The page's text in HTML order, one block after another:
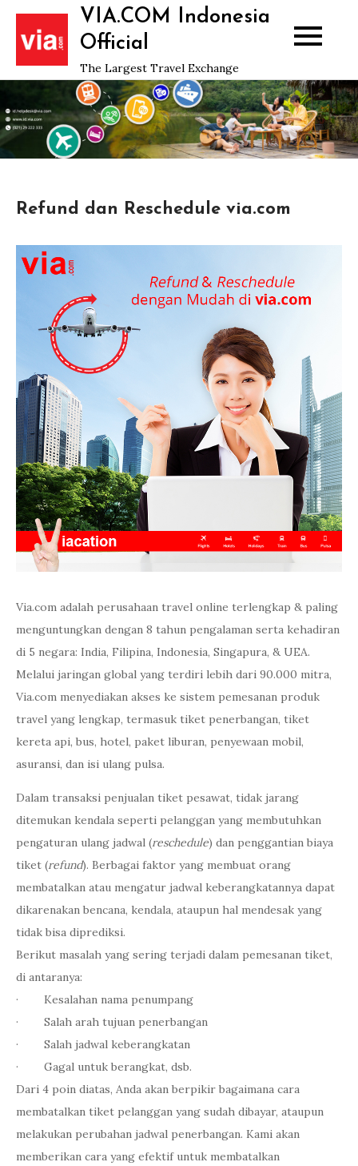
Skip
content
VIA.COM Indonesia
Official
The Largest Travel Exchange
Refund dan Reschedule via.com
Via.com adalah perusahaan travel online terlengkap & paling
menguntungkan dengan 8 tahun pengalaman serta kehadiran
di 5 negara: India, Filipina, Indonesia, Singapura, & UEA.
Melalui jaringan global yang terdiri lebih dari 90.000 mitra,
Via.com menyediakan akses ke sistem pemesanan produk
travel yang lengkap, termasuk tiket penerbangan, tiket
kereta api, bus, hotel, paket liburan, penyewaan mobil,
asuransi, dan isi ulang pulsa.
Dalam transaksi penjualan tiket pesawat, tidak jarang
ditemukan kendala seperti pelanggan yang membutuhkan
pengaturan ulang jadwal (reschedule) dan penggantian biaya
tiket (refund). Berbagai faktor yang membuat orang
membatalkan atau mengatur jadwal keberangkatannya dapat
dikarenakan bencana, kendala, ataupun hal mendesak yang
tidak bisa diprediksi.
Berikut masalah yang sering terjadi dalam pemesanan tiket,
di antaranya:
· Kesalahan nama penumpang
· Salah arah tujuan penerbangan
· Salah jadwal keberangkatan
· Gagal untuk berangkat, dsb.
Dari 4 poin diatas, Anda akan berpikir bagaimana cara
membatalkan tiket pelanggan yang sudah dibayar, ataupun
melakukan perubahan jadwal penerbangan. Kami akan
memberikan cara yang efektif untuk membatalkan